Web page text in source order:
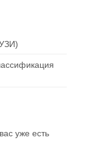
уже есть